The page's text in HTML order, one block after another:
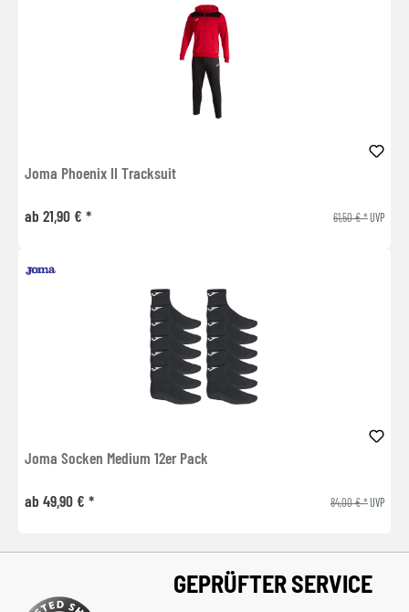
Joma Phoenix II Tracksuit
ab 21,90 € * 61,50 € *UVP
Joma Socken Medium 12er Pack
ab 49,90 € * 84,00 € *UVP
GEPRÜFTER SERVICE